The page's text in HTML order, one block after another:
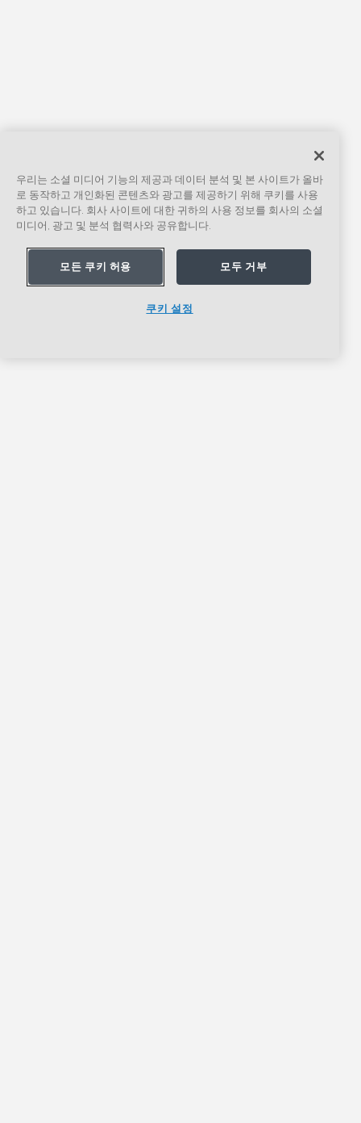
우리는 소셜 미디어 기능의 제공과 데이터 분석 및 본 사이트가 올바
로 동작하고 개인화된 콘텐츠와 광고를 제공하기 위해 쿠키를 사용
하고 있습니다. 회사 사이트에 대한 귀하의 사용 정보를 회사의 소셜
미디어, 광고 및 분석 협력사와 공유합니다.
모든 쿠키 허용 모두 거부
쿠키 설정